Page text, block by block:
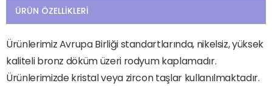
ÜRÜN ÖZELLIKLERI
Ürünlerimiz Avrupa Birliği standartlarında, nikelsiz, yüksek
kaliteli bronz döküm üzeri rodyum kaplamadır.
Ürünlerimizde kristal veya zircon taşlar kullanılmaktadır.